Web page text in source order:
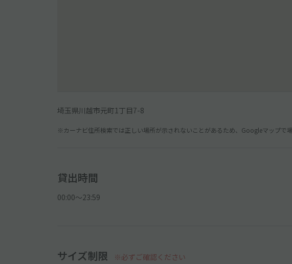
埼玉県川越市元町1丁目7-8
※カーナビ住所検索では正しい場所が示されないことがあるため、Googleマップで
貸出時間
00:00〜23:59
サイズ制限 ※必ずご確認ください